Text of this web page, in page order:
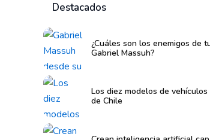
Destacados
¿Cuáles son los enemigos de
Gabriel Massuh?
Los diez modelos de
de Chile